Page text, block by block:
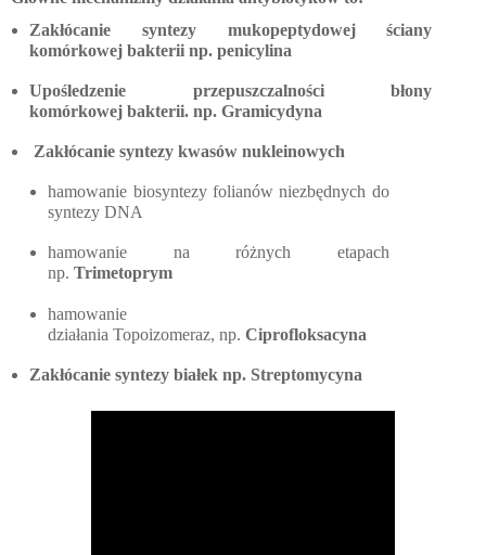
Zakłócanie syntezy mukopeptydowej ściany
komórkowej bakterii np. penicylina
Upośledzenie przepuszczalności błony
komórkowej bakterii. np. Gramicydyna
Zakłócanie syntezy kwasów nukleinowych
hamowanie biosyntezy folianów niezbędnych do
syntezy DNA
hamowanie na różnych etapach
np. Trimetoprym
hamowanie
działania Topoizomeraz, np. Ciprofloksacyna
Zakłócanie syntezy białek np. Streptomycyna